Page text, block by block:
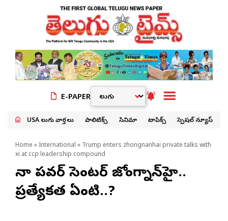
E-PAPER
USA తెలుగు వార్తలు పాలిటిక్స్ సినిమా టాపిక్స్ స్పెషల్ న్యూస్
Home » International » Trump enters zhongnanhai private talks with
xi at ccp leadership compound
చైనా పవర్‌ సెంటర్‌ జోంగ్నాన్‌హై..
ప్రత్యేకత ఏంటి..?